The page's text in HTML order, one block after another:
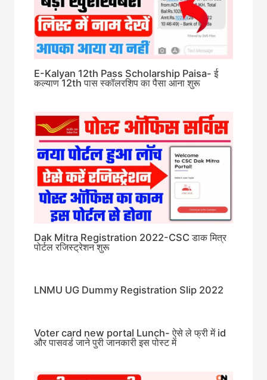
E-Kalyan 12th Pass Scholarship Paisa- ई
कल्याण 12th पास स्कॉलरशिप का पैसा आना शुरू
Dak Mitra Registration 2022-CSC डाक मित्र
पोर्टल रजिस्ट्रेशन शुरू
LNMU UG Dummy Registration Slip 2022
Voter card new portal Lunch- ऐसे ले फ्री में id
और पासवर्ड जाने पुरी जानकारी इस पोस्ट में